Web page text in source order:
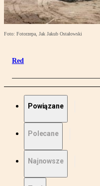
Foto: Fotorzepa, Jak Jakub Ostałowski
Red
Powiązane
Polecane
Najnowsze